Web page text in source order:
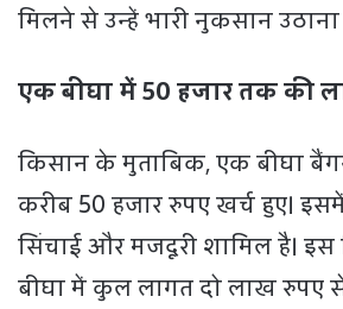
मिलने से उन्हें भारी नुकसान उठाना
एक बीघा में 50 हजार तक की
किसान के मुताबिक, एक बीघा
करीब 50 हजार रुपए खर्च हुए।
सिंचाई और मजदूरी शामिल है। इस
बीघा में कुल लागत दो लाख रुपए